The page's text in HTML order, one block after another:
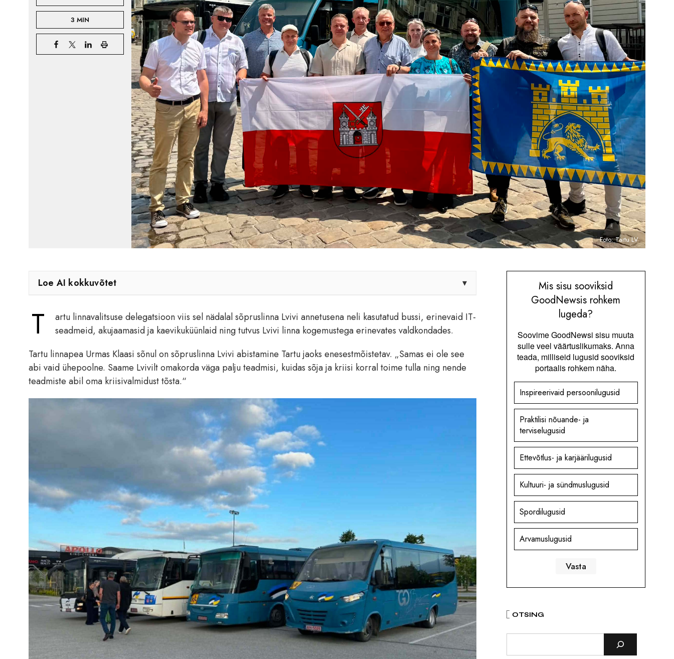
3 MIN
Foto: Tartu LV
Loe AI kokkuvõtet ▾
T
artu linnavalitsuse delegatsioon viis sel nädalal sõpruslinna Lvivi annetusena neli kasutatud bussi, erinevaid IT-
seadmeid, akujaamasid ja kaevikuküünlaid ning tutvus Lvivi linna kogemustega erinevates valdkondades.
Tartu linnapea Urmas Klaasi sõnul on sõpruslinna Lvivi abistamine Tartu jaoks enesestmõistetav. „Samas ei ole see
abi vaid ühepoolne. Saame Lvivilt omakorda väga palju teadmisi, kuidas sõja ja kriisi korral toime tulla ning nende
teadmiste abil oma kriisivalmidust tõsta.“
Mis sisu sooviksid
GoodNewsis rohkem
lugeda?
Soovime GoodNewsi sisu muuta
sulle veel väärtuslikumaks. Anna
teada, milliseid lugusid sooviksid
portaalis rohkem näha.
Inspireerivaid persoonilugusid
Praktilisi nõuande- ja
terviselugusid
Ettevõtlus- ja karjäärilugusid
Kultuuri- ja sündmuslugusid
Spordilugusid
Arvamuslugusid
OTSING